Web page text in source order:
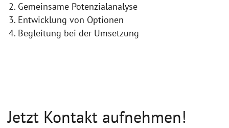
Gemeinsame Potenzialanalyse
Entwicklung von Optionen
Begleitung bei der Umsetzung
Jetzt Kontakt aufnehmen!